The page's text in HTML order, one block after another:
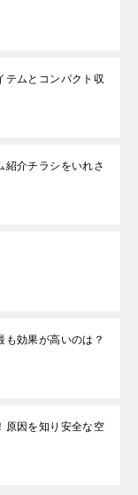
テムとコンパクト収
紹介チラシをいれさ
も効果が高いのは？
原因を知り安全な空